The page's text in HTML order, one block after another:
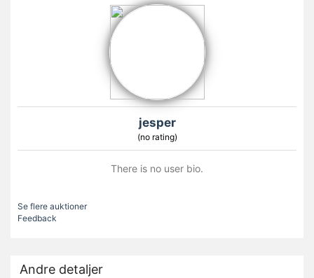
jesper
(no rating)
There is no user bio.
Se flere auktioner
Feedback
Andre detaljer